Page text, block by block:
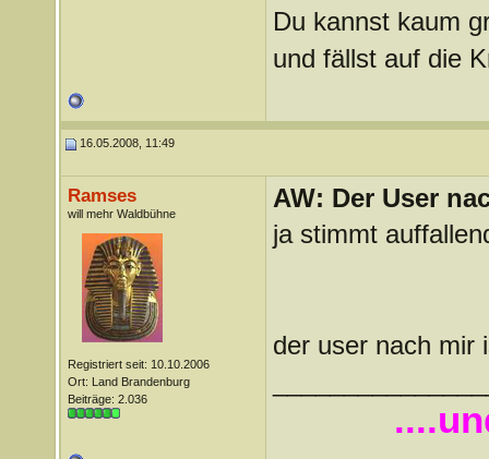
Du kannst kaum
und fällst auf die
16.05.2008, 11:49
Ramses
will mehr Waldbühne
Registriert seit: 10.10.2006
Ort: Land Brandenburg
Beiträge: 2.036
AW: Der User
ja stimmt
der user nach mir